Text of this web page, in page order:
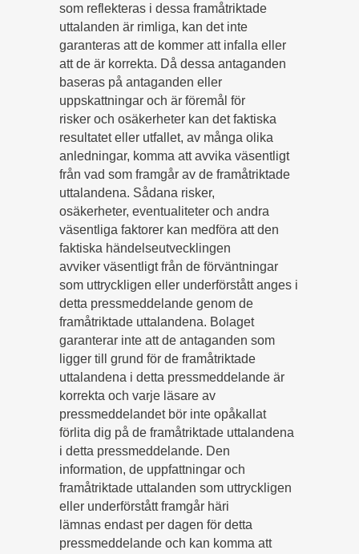
som reflekteras i dessa framåtriktade
uttalanden är rimliga, kan det inte
garanteras att de kommer att infalla eller
att de är korrekta. Då dessa antaganden
baseras på antaganden eller
uppskattningar och är föremål för
risker och osäkerheter kan det faktiska
resultatet eller utfallet, av många olika
anledningar, komma att avvika väsentligt
från vad som framgår av de framåtriktade
uttalandena. Sådana risker,
osäkerheter, eventualiteter och andra
väsentliga faktorer kan medföra att den
faktiska händelseutvecklingen
avviker väsentligt från de förväntningar
som uttryckligen eller underförstått anges i
detta pressmeddelande genom de
framåtriktade uttalandena. Bolaget
garanterar inte att de antaganden som
ligger till grund för de framåtriktade
uttalandena i detta pressmeddelande är
korrekta och varje läsare av
pressmeddelandet bör inte opåkallat
förlita dig på de framåtriktade uttalandena
i detta pressmeddelande. Den
information, de uppfattningar och
framåtriktade uttalanden som uttryckligen
eller underförstått framgår häri
lämnas endast per dagen för detta
pressmeddelande och kan komma att